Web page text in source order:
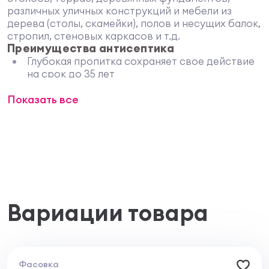
различных уличных конструкций и мебели из
дерева (столы, скамейки), полов и несущих балок,
стропил, стеновых каркасов и т.д.
Преимущества антисептика
Глубокая пропитка сохраняет свое действие
на срок до 35 лет
для людей и животных
Допускает применение в качестве базовой
биоцидной пропитки
Может придавать некоторым сортам
Показать все
Вариации товара
Фасовка